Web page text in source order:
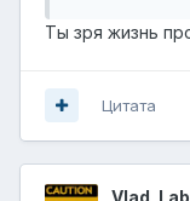
Ты зря жизнь
Цитата
Vlad_Lab